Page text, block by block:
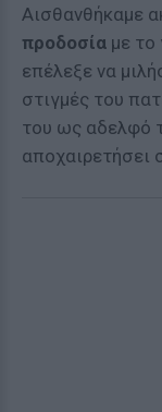
Αισθανθήκαμε
προδοσία με το
επέλεξε να
στιγμές του
του ως αδελφό
αποχαιρετήσει